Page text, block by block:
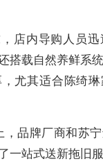
店内导购人员
搭载自然养鲜系
，尤其适合陈绮
，品牌厂商和苏
一站式送新拖旧